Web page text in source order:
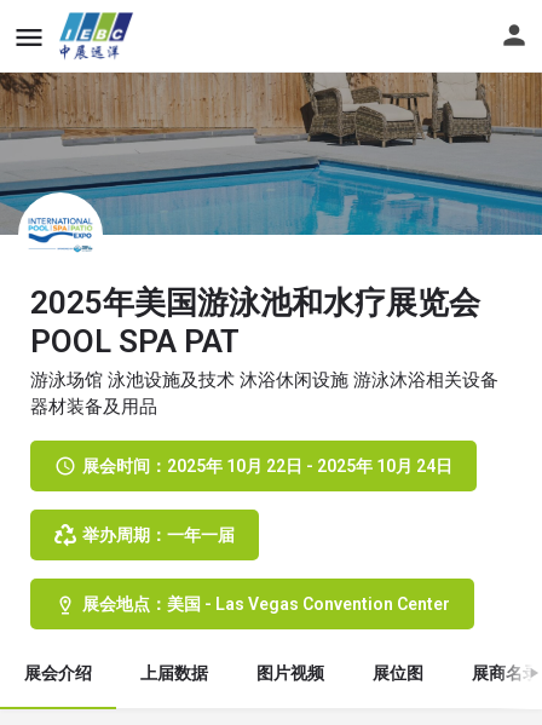
2025年美国游泳池和水疗展览会
POOL SPA PAT
游泳场馆 泳池设施及技术 沐浴休闲设施 游泳沐浴相关设备
器材装备及用品
展会时间：2025年 10月 22日 - 2025年 10月 24日
举办周期：一年一届
展会地点：美国 - Las Vegas Convention Center
展会介绍 上届数据 图片视频 展位图 展商名录